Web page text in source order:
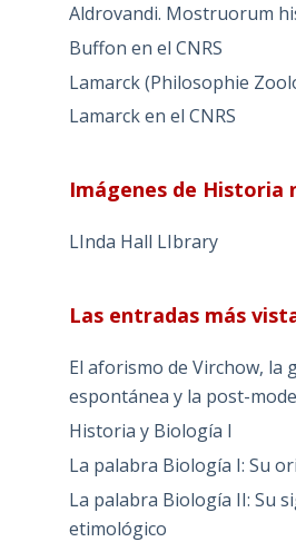
Aldrovandi. Mostruorum
Buffon en el CNRS
Lamarck (Philosophie
Lamarck en el CNRS
Imágenes de Historia
LInda Hall LIbrary
Las entradas más
El aforismo de Virchow, la
espontánea y la post-
Historia y Biología I
La palabra Biología I: Su
La palabra Biología II: Su
etimológico